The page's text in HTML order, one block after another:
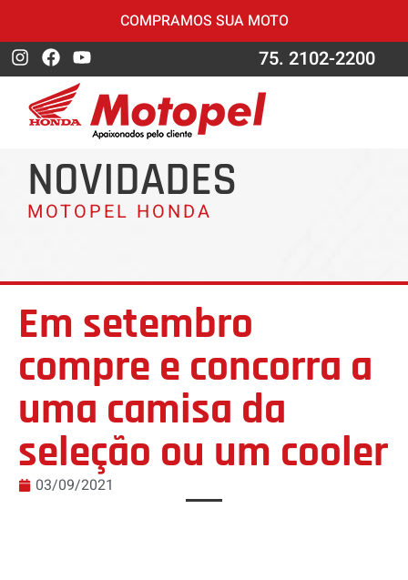
COMPRAMOS SUA MOTO
75. 2102-2200
NOVIDADES
MOTOPEL HONDA
Em setembro
compre e concorra a
uma camisa da
seleção ou um cooler
03/09/2021